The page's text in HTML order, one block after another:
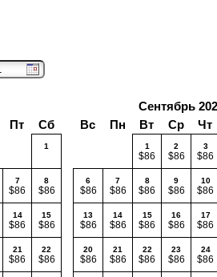
Сентябрь
Пт Сб Вс Пн Вт Ср Чт
1 1
$86
2
$86
3
$86
7
$86
8
$86
6
$86
7
$86
8
$86
9
$86
10
$86
14
$86
15
$86
13
$86
14
$86
15
$86
16
$86
17
$86
21
$86
22
$86
20
$86
21
$86
22
$86
23
$86
24
$86